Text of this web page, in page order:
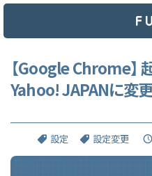
メ
ン
【Google Chrome】
Yahoo! JAPANに変
設定 設定変更